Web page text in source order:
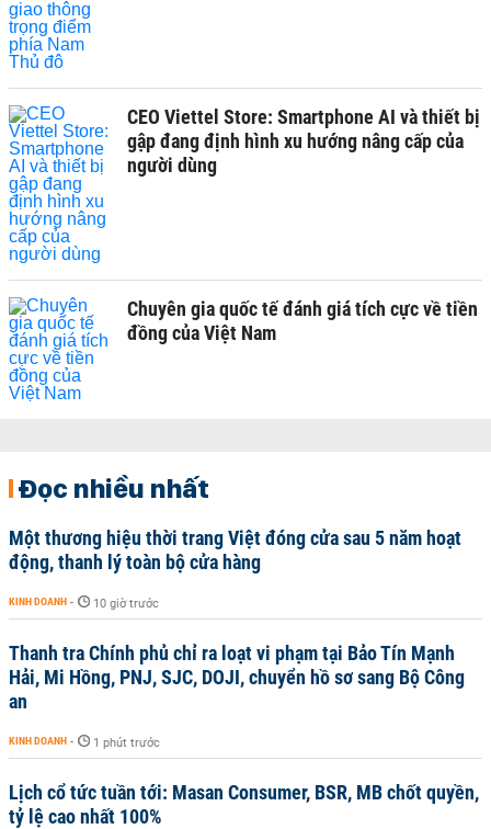
CEO Viettel Store: Smartphone AI và thiết bị
gập đang định hình xu hướng nâng cấp của
người dùng
Chuyên gia quốc tế đánh giá tích cực về tiền
đồng của Việt Nam
Đọc nhiều nhất
Một thương hiệu thời trang Việt đóng cửa sau 5 năm hoạt
động, thanh lý toàn bộ cửa hàng
KINH DOANH - 10 giờ trước
Thanh tra Chính phủ chỉ ra loạt vi phạm tại Bảo Tín Mạnh
Hải, Mi Hồng, PNJ, SJC, DOJI, chuyển hồ sơ sang Bộ Công
an
KINH DOANH - 1 phút trước
Lịch cổ tức tuần tới: Masan Consumer, BSR, MB chốt quyền,
tỷ lệ cao nhất 100%